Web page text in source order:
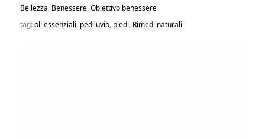
Bellezza, Benessere,Obiettivo benessere
tag:oli essenziali, pediluvio, piedi, Rimedi naturali